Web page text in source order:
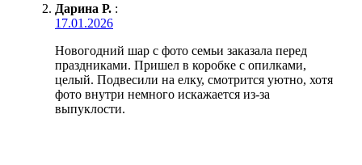
Дарина Р. :
17.01.2026
Новогодний шар с фото семьи заказала перед
праздниками. Пришел в коробке с опилками,
целый. Подвесили на елку, смотрится уютно, хотя
фото внутри немного искажается из-за
выпуклости.